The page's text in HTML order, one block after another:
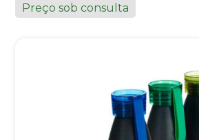
Preço sob consulta